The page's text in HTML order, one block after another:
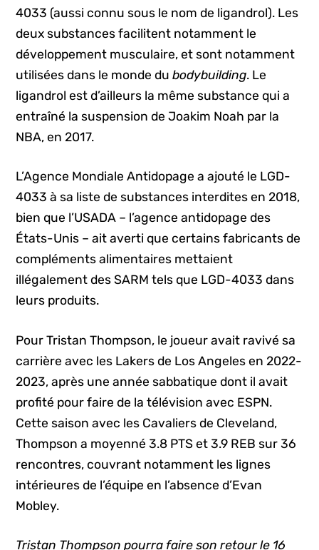
4033 (aussi connu sous le nom de ligandrol). Les
deux substances facilitent notamment le
développement musculaire, et sont notamment
utilisées dans le monde dubodybuilding. Le
ligandrol est d’ailleurs la même substance qui a
entraîné la suspension de Joakim Noah par la
NBA, en 2017.
L’Agence Mondiale Antidopage a ajouté le LGD-
4033 à sa liste de substances interdites en 2018,
bien que l’USADA – l’agence antidopage des
États-Unis – ait averti que certains fabricants de
compléments alimentaires mettaient
illégalement des SARM tels que LGD-4033 dans
leurs produits.
Pour Tristan Thompson, le joueur avait ravivé sa
carrière avec les Lakers de Los Angeles en 2022-
2023, après une année sabbatique dont il avait
profité pour faire de la télévision avec ESPN.
Cette saison avec les Cavaliers de Cleveland,
Thompson a moyenné 3.8 PTS et 3.9 REB sur 36
rencontres, couvrant notamment les lignes
intérieures de l’équipe en l’absence d’Evan
Mobley.
Tristan Thompson pourra faire son retour le 16